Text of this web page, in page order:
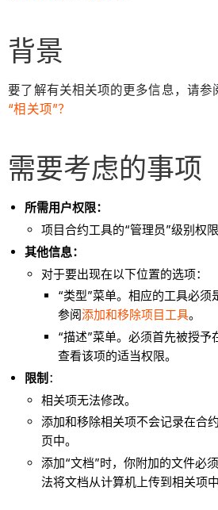
背景
要了解有关相关项的更多信息，请参
“相关项”？
需要考虑的事项
所需用户权限：
项目合约工具的“管理员”级别权限
其他信息：
对于要出现在以下位置的选项：
“类型”菜单。相应的工具必
参阅添加和移除项目工具。
“描述”菜单。必须首先被授
查看该项的适当权限。
限制 ：
相关项无法修改。
添加和移除相关项不会记录在合
页中。
添加“文档”时，你附加的文件必
法将文档从计算机上传到相关项中